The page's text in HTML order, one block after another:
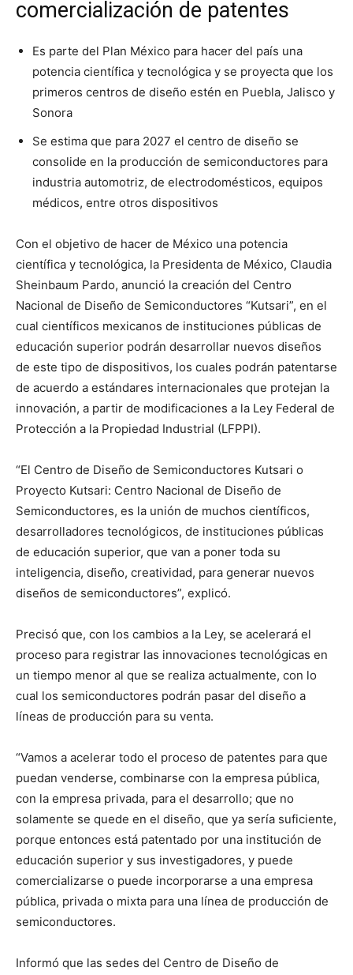
comercialización de patentes
Es parte del Plan México para hacer del país una
potencia científica y tecnológica y se proyecta que los
primeros centros de diseño estén en Puebla, Jalisco y
Sonora
Se estima que para 2027 el centro de diseño se
consolide en la producción de semiconductores para
industria automotriz, de electrodomésticos, equipos
médicos, entre otros dispositivos
Con el objetivo de hacer de México una potencia
científica y tecnológica, la Presidenta de México, Claudia
Sheinbaum Pardo, anunció la creación del Centro
Nacional de Diseño de Semiconductores “Kutsari”, en el
cual científicos mexicanos de instituciones públicas de
educación superior podrán desarrollar nuevos diseños
de este tipo de dispositivos, los cuales podrán patentarse
de acuerdo a estándares internacionales que protejan la
innovación, a partir de modificaciones a la Ley Federal de
Protección a la Propiedad Industrial (LFPPI).
“El Centro de Diseño de Semiconductores Kutsari o
Proyecto Kutsari: Centro Nacional de Diseño de
Semiconductores, es la unión de muchos científicos,
desarrolladores tecnológicos, de instituciones públicas
de educación superior, que van a poner toda su
inteligencia, diseño, creatividad, para generar nuevos
diseños de semiconductores”, explicó.
Precisó que, con los cambios a la Ley, se acelerará el
proceso para registrar las innovaciones tecnológicas en
un tiempo menor al que se realiza actualmente, con lo
cual los semiconductores podrán pasar del diseño a
líneas de producción para su venta.
“Vamos a acelerar todo el proceso de patentes para que
puedan venderse, combinarse con la empresa pública,
con la empresa privada, para el desarrollo; que no
solamente se quede en el diseño, que ya sería suficiente,
porque entonces está patentado por una institución de
educación superior y sus investigadores, y puede
comercializarse o puede incorporarse a una empresa
pública, privada o mixta para una línea de producción de
semiconductores.
Informó que las sedes del Centro de Diseño de